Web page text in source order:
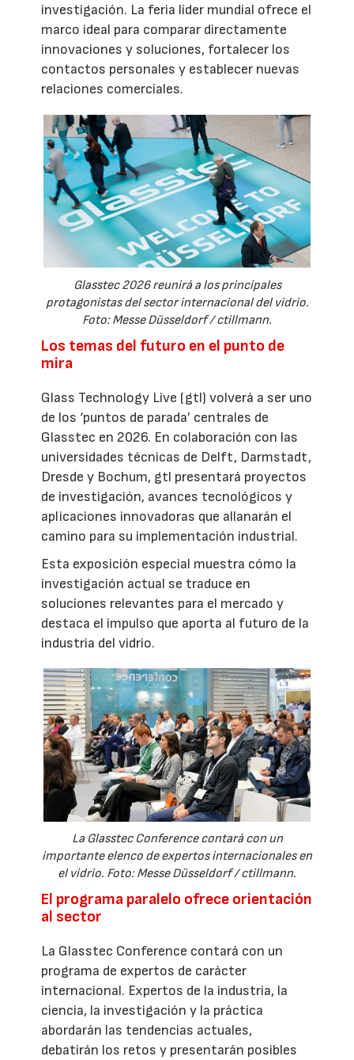
investigación. La feria líder mundial ofrece el
marco ideal para comparar directamente
innovaciones y soluciones, fortalecer los
contactos personales y establecer nuevas
relaciones comerciales.
Glasstec 2026 reunirá a los principales
protagonistas del sector internacional del vidrio.
Foto: Messe Düsseldorf / ctillmann.
Los temas del futuro en el punto de
mira
Glass Technology Live (gtl) volverá a ser uno
de los ‘puntos de parada’ centrales de
Glasstec en 2026. En colaboración con las
universidades técnicas de Delft, Darmstadt,
Dresde y Bochum, gtl presentará proyectos
de investigación, avances tecnológicos y
aplicaciones innovadoras que allanarán el
camino para su implementación industrial.
Esta exposición especial muestra cómo la
investigación actual se traduce en
soluciones relevantes para el mercado y
destaca el impulso que aporta al futuro de la
industria del vidrio.
La Glasstec Conference contará con un
importante elenco de expertos internacionales en
el vidrio. Foto: Messe Düsseldorf / ctillmann.
El programa paralelo ofrece orientación
al sector
La Glasstec Conference contará con un
programa de expertos de carácter
internacional. Expertos de la industria, la
ciencia, la investigación y la práctica
abordarán las tendencias actuales,
debatirán los retos y presentarán posibles